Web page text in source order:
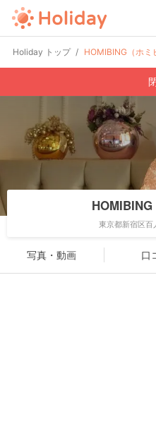
Holiday トップ HOMIBING（ホミ
HOMIBING
東京都新宿区百
写真・動画 口